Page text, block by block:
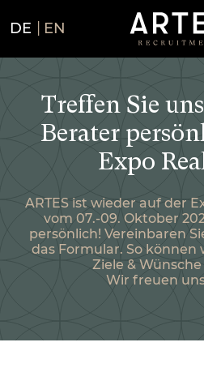
DE EN
Treffen Sie
Berater
Expo
ARTES ist wieder auf der
vom 07.-09. Oktober
persönlich! Vereinbaren
das Formular. So können
Ziele &
Wir freuen